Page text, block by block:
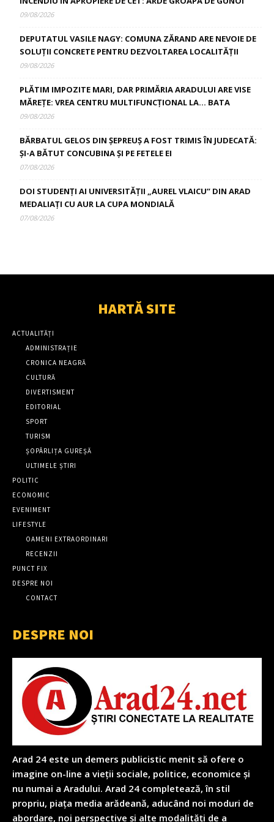
09/08/2026
DEPUTATUL VASILE NAGY: COMUNA ZĂRAND ARE NEVOIE DE
SOLUȚII CONCRETE PENTRU DEZVOLTAREA LOCALITĂȚII
09/08/2026
PLĂTIM IMPOZITE MARI, DAR PRIMĂRIA ARADULUI ARE VISE
MĂREȚE: VREA CENTRU MULTIFUNCȚIONAL LA… BATA
09/08/2026
BĂRBATUL GELOS DIN ȘEPREUȘ A FOST TRIMIS ÎN JUDECATĂ:
ȘI-A BĂTUT CONCUBINA ȘI PE FETELE EI
07/08/2026
DOI STUDENȚI AI UNIVERSITĂȚII „AUREL VLAICU” DIN ARAD
MEDALIAȚI CU AUR LA CUPA MONDIALĂ
07/08/2026
HARTĂ SITE
ACTUALITĂȚI
ADMINISTRAȚIE
CRONICA NEAGRĂ
CULTURĂ
DIVERTISMENT
EDITORIAL
SPORT
TURISM
ȘOPÂRLIȚA GUREȘĂ
ULTIMELE ȘTIRI
POLITIC
ECONOMIC
EVENIMENT
LIFESTYLE
OAMENI EXTRAORDINARI
RECENZII
PUNCT FIX
DESPRE NOI
CONTACT
DESPRE NOI
Arad 24 este un demers publicistic menit să ofere o
imagine on-line a vieții sociale, politice, economice și
nu numai a Aradului. Arad 24 completează, în stil
propriu, piața media arădeană, aducând noi moduri de
abordare, noi perspective și alte modalități de a